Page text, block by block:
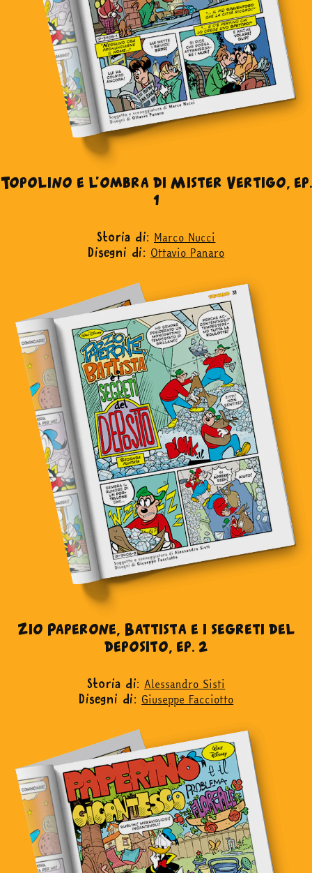
in edicola
mondo fumetto
news & eventi
Cerca
abbonati
acquista
Facebook
Instagram
Twitter
Topolino e l’ombra di Mister Vertigo, ep.
1
Storia di: Marco Nucci
Disegni di: Ottavio Panaro
Zio Paperone, Battista e i segreti del
deposito, ep. 2
Storia di: Alessandro Sisti
Disegni di: Giuseppe Facciotto